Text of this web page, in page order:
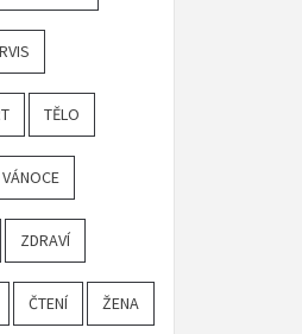
TĚLO
VÁNOCE
ZDRAVÍ
ČTENÍ ŽENA